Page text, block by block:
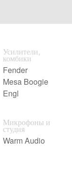
Усилители,
комбики
Fender
Mesa Boogie
Engl
Микрофоны и
студия
Warm Audio